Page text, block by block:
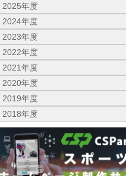
2025年度
2024年度
2023年度
2022年度
2021年度
2020年度
2019年度
2018年度